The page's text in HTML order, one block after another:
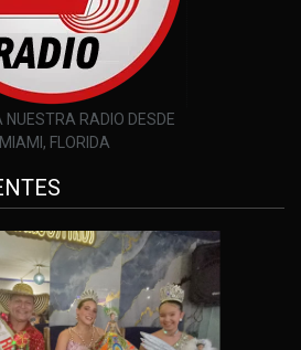
NUESTRA RADIO DESDE
MIAMI, FLORIDA